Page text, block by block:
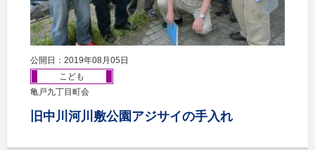
公開日：2019年08月05日
こども
亀戸九丁目町会
旧中川河川敷公園アジサイの手入れ